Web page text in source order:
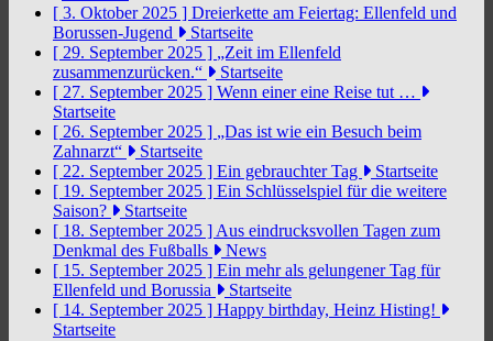
[ 3. Oktober 2025 ] Dreierkette am Feiertag: Ellenfeld und
Borussen-Jugend
Startseite
[ 29. September 2025 ] „Zeit im Ellenfeld
zusammenzurücken.“
Startseite
[ 27. September 2025 ] Wenn einer eine Reise tut …
Startseite
[ 26. September 2025 ] „Das ist wie ein Besuch beim
Zahnarzt“
Startseite
[ 22. September 2025 ] Ein gebrauchter Tag
Startseite
[ 19. September 2025 ] Ein Schlüsselspiel für die weitere
Saison?
Startseite
[ 18. September 2025 ] Aus eindrucksvollen Tagen zum
Denkmal des Fußballs
News
[ 15. September 2025 ] Ein mehr als gelungener Tag für
Ellenfeld und Borussia
Startseite
[ 14. September 2025 ] Happy birthday, Heinz Histing!
Startseite